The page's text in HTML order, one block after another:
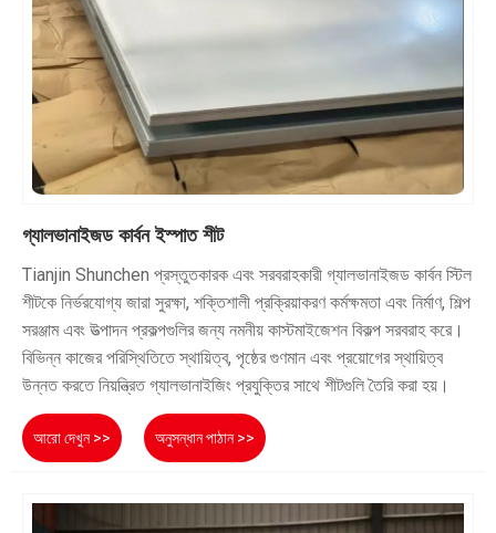
গ্যালভানাইজড কার্বন ইস্পাত শীট
Tianjin Shunchen প্রস্তুতকারক এবং সরবরাহকারী গ্যালভানাইজড কার্বন স্টিল
শীটকে নির্ভরযোগ্য জারা সুরক্ষা, শক্তিশালী প্রক্রিয়াকরণ কর্মক্ষমতা এবং নির্মাণ, শিল্প
সরঞ্জাম এবং উত্পাদন প্রকল্পগুলির জন্য নমনীয় কাস্টমাইজেশন বিকল্প সরবরাহ করে।
বিভিন্ন কাজের পরিস্থিতিতে স্থায়িত্ব, পৃষ্ঠের গুণমান এবং প্রয়োগের স্থায়িত্ব
উন্নত করতে নিয়ন্ত্রিত গ্যালভানাইজিং প্রযুক্তির সাথে শীটগুলি তৈরি করা হয়।
আরো দেখুন >> অনুসন্ধান পাঠান >>